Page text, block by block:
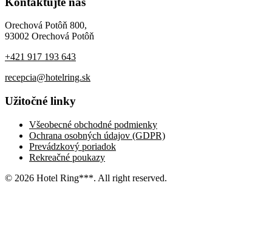
Orechová Potôň 800,
93002 Orechová Potôň
+421 917 193 643
recepcia@hotelring.sk
Užitočné linky
Všeobecné obchodné podmienky
Ochrana osobných údajov (GDPR)
Prevádzkový poriadok
Rekreačné poukazy
© 2026 Hotel Ring***. All right reserved.